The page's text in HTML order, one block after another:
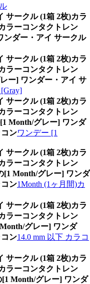
サークル (1箱 2枚)カラ
ラーコンタクトレン
ンダー・アイ サークル
サークル (1箱 2枚)カラ
ラーコンタクトレン
ー] ワンダー・アイ サ
サークル (1箱 2枚)カラ
ラーコンタクトレン
Month/グレー] ワンダ
ンワンデー [1
サークル (1箱 2枚)カラ
ラーコンタクトレン
[1 Month/グレー] ワンダ
ン1Month (1ヶ月間)カ
サークル (1箱 2枚)カラ
ラーコンタクトレン
グレー] ワンダ
ン14.0 mm 以下 カラコ
サークル (1箱 2枚)カラ
ラーコンタクトレン
[1 Month/グレー] ワンダ